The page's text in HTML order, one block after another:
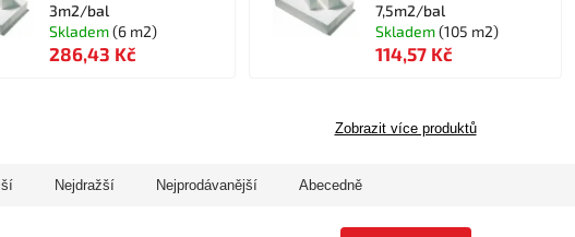
3m2/bal
Skladem(6 m2)
286,43 Kč
7,5m2/bal
Skladem(105 m2)
114,57 Kč
Zobrazit více produktů
Nejdražší Nejprodávanější Abecedně